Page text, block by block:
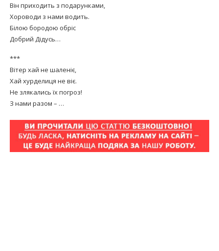
Він приходить з подарунками,
Хороводи з нами водить.
Білою бородою обріс
Добрий Дідусь…
***
Вітер хай не шаленіє,
Хай хурделиця не віє.
Не злякались їх погроз!
З нами разом – …